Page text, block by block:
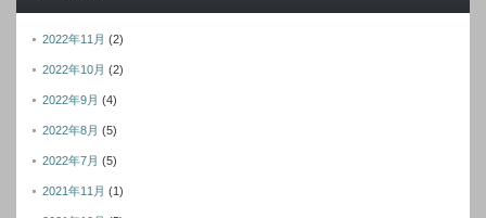
2022年11月 (2)
2022年10月 (2)
2022年9月 (4)
2022年8月 (5)
2022年7月 (5)
2021年11月 (1)